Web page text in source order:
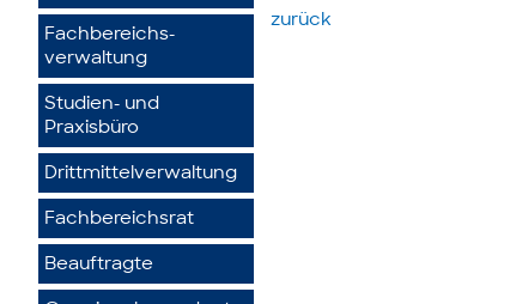
Fachbereichs­
verwaltung
Studien- und
Praxisbüro
Drittmittelverwaltung
Fachbereichsrat
Beauftragte
zurück